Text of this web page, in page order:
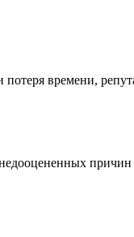
времени,
причин